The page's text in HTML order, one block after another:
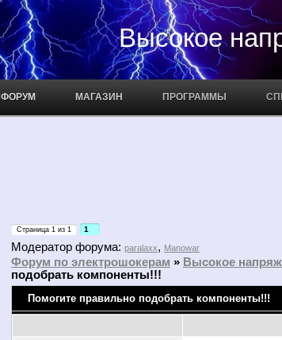
Высокое
ФОРУМ МАГАЗИН ПРОГРАММЫ
Страница 1из 1 1
Модератор форума: paralaxx, Manowar
Форум по электрошокерам » Высокое
подобрать компоненты!!!
Помогите правильно подобрать компоненты!!!